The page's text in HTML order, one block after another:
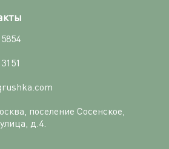
поселение Сосенское,
д.4.